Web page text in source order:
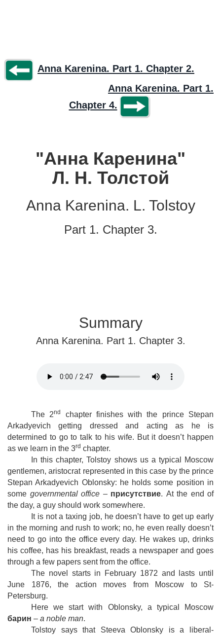
Anna Karenina. Part 1. Chapter 2.
Anna Karenina. Part 1.
Chapter 4.
"Анна Каренина"
Л. Н. Толстой
Anna Karenina. L. Tolstoy
Part 1. Chapter 3.
Summary
Anna Karenina. Part 1. Chapter 3.
The 2nd
chapter finishes with the prince Stepan
Arkadyevich getting dressed and acting as he is
determined to go to talk to his wife. But it doesn’t happen
as we learn in the 3rd chapter.
In this chapter, Tolstoy shows us a typical Moscow
gentlemen, aristocrat represented in this case by the prince
Stepan Arkadyevich Oblonsky: he holds some position in
some governmental office – присутствие. At the end of
the day, a guy should work somewhere.
It is not a taxing job, he doesn’t have to get up early
in the morning and rush to work; no, he even really doesn’t
need to go into the office every day. He wakes up, drinks
his coffee, has his breakfast, reads a newspaper and goes
through a few papers sent from the office.
The novel starts in February 1872 and lasts until
June 1876, the action moves from Moscow to St-
Petersburg.
Here we start with Oblonsky, a typical Moscow
барин – a noble man.
Tolstoy says that Steeva Oblonsky is a liberal-